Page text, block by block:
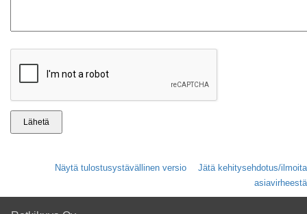
Näytä tulostusystävällinen versio
Jätä kehitysehdotus/ilmoita
asiavirheestä